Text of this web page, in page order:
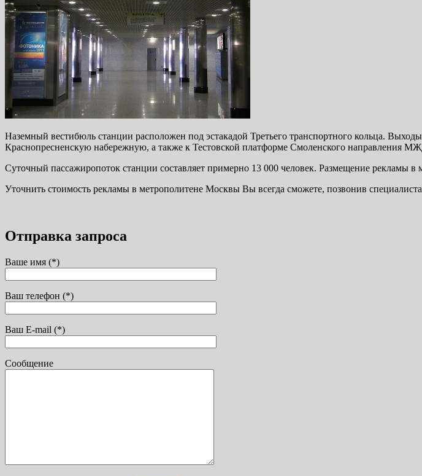
Наземный вестибюль станции расположен под эстакадой Третьего транспортного кольца.
Краснопресненскую набережную, а также к Тестовской платформе Смоленского направления
Суточный пассажиропоток станции составляет примерно 13 000 человек. Размещение рекламы
Уточнить стоимость рекламы в метрополитене Москвы Вы всегда сможете, позвонив
Отправка запроса
Ваше имя (*)
Ваш телефон (*)
Ваш E-mail (*)
Сообщение